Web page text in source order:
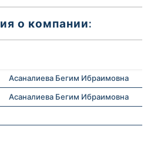
о компании:
Асаналиева Бегим Ибраимовна
Асаналиева Бегим Ибраимовна